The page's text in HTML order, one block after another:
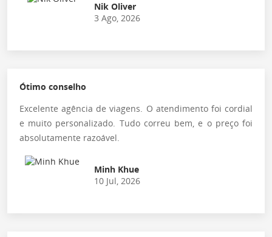
Nik Oliver
3 Ago, 2026
Ótimo conselho
Excelente agência de viagens. O atendimento foi cordial
e muito personalizado. Tudo correu bem, e o preço foi
absolutamente razoável.
Minh Khue
10 Jul, 2026